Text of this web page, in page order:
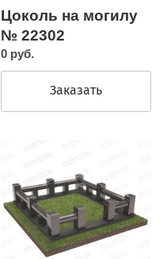
Цоколь на могилу
№ 22302
0 руб.
Заказать